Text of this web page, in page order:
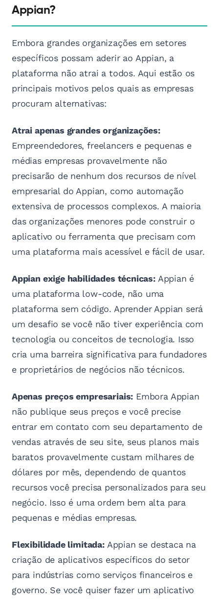
Appian?
Embora grandes organizações em setores
específicos possam aderir ao Appian, a
plataforma não atrai a todos. Aqui estão os
principais motivos pelos quais as empresas
procuram alternativas:
Atrai apenas grandes organizações:
Empreendedores, freelancers e pequenas e
médias empresas provavelmente não
precisarão de nenhum dos recursos de nível
empresarial do Appian, como automação
extensiva de processos complexos. A maioria
das organizações menores pode construir o
aplicativo ou ferramenta que precisam com
uma plataforma mais acessível e fácil de usar.
Appian exige habilidades técnicas:Appian é
uma plataforma low-code, não uma
plataforma sem código. Aprender Appian será
um desafio se você não tiver experiência com
tecnologia ou conceitos de tecnologia. Isso
cria uma barreira significativa para fundadores
e proprietários de negócios não técnicos.
Apenas preços empresariais: Embora Appian
não publique seus preços e você precise
entrar em contato com seu departamento de
vendas através de seu site, seus planos mais
baratos provavelmente custam milhares de
dólares por mês, dependendo de quantos
recursos você precisa personalizados para seu
negócio. Isso é uma ordem bem alta para
pequenas e médias empresas.
Flexibilidade limitada:Appian se destaca na
criação de aplicativos específicos do setor
para indústrias como serviços financeiros e
governo. Se você quiser fazer um aplicativo